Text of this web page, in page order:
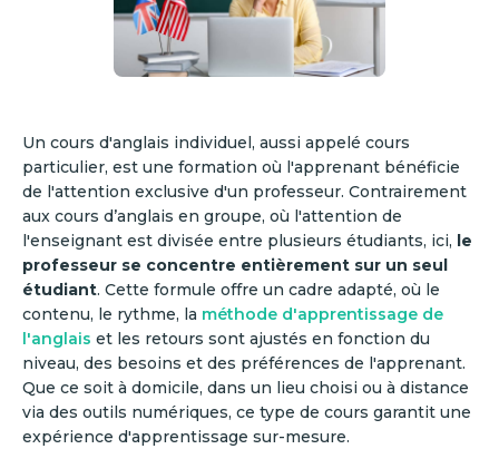
Un cours d'anglais individuel, aussi appelé cours
particulier, est une formation où l'apprenant bénéficie
de l'attention exclusive d'un professeur. Contrairement
aux cours d’anglais en groupe, où l'attention de
l'enseignant est divisée entre plusieurs étudiants, ici, le
professeur se concentre entièrement sur un seul
étudiant. Cette formule offre un cadre adapté, où le
contenu, le rythme, la méthode d'apprentissage de
l'anglais et les retours sont ajustés en fonction du
niveau, des besoins et des préférences de l'apprenant.
Que ce soit à domicile, dans un lieu choisi ou à distance
via des outils numériques, ce type de cours garantit une
expérience d'apprentissage sur-mesure.